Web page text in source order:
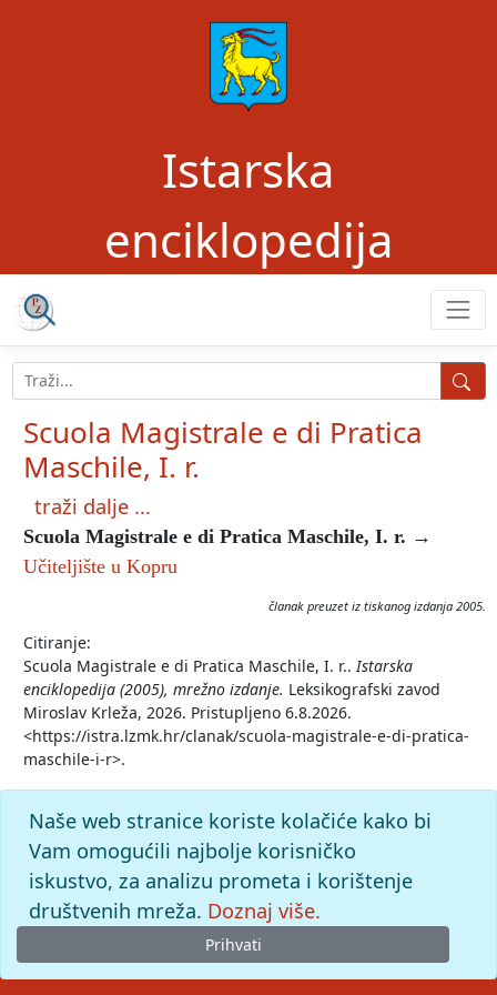
Istarska
enciklopedija
Scuola Magistrale e di Pratica
Maschile, I. r.
traži dalje ...
Scuola Magistrale e di Pratica Maschile, I. r. →
Učiteljište u Kopru
članak preuzet iz tiskanog izdanja 2005.
Citiranje:
Scuola Magistrale e di Pratica Maschile, I. r.. Istarska
enciklopedija (2005), mrežno izdanje. Leksikografski zavod
Miroslav Krleža, 2026. Pristupljeno 6.8.2026.
<https://istra.lzmk.hr/clanak/scuola-magistrale-e-di-pratica-
maschile-i-r>.
Naše web stranice koriste kolačiće kako bi
Vam omogućili najbolje korisničko
iskustvo, za analizu prometa i korištenje
društvenih mreža. Doznaj više.
Prihvati
© 2026Leksikografski zavodMiroslav Krleža